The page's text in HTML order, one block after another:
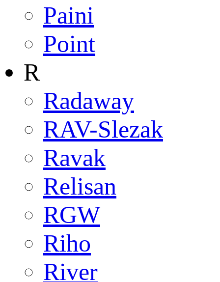
Paini
Point
R
Radaway
RAV-Slezak
Ravak
Relisan
RGW
Riho
River